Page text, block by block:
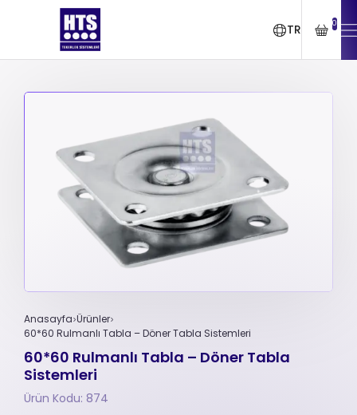
TR 0
Anasayfa Ürünler
60*60 Rulmanlı Tabla – Döner Tabla Sistemleri
60*60 Rulmanlı Tabla – Döner Tabla
Sistemleri
Ürün Kodu: 874